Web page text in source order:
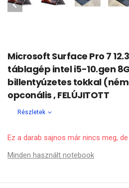
Microsoft Surface Pro 7
táblagép intel i5-10.gen 8G
billentyúzetes tokkal
opconális , FELÚJITOTT
Részletek
Ez a darab sajnos már nincs meg,
Minden használt notebook